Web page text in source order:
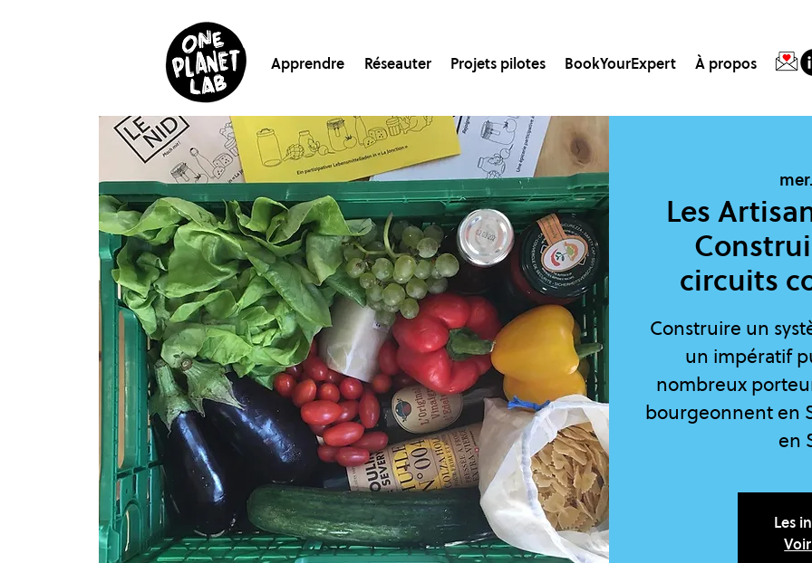
Apprendre Réseauter Projets pilotes BookYourExpert À propos
Les
circuits
Construire un
un impératif
nombreux
bourgeonnent en
en
Les